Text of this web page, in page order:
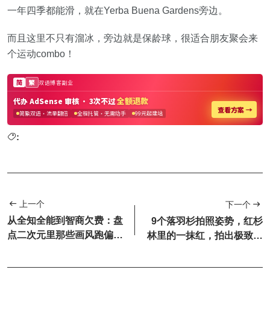
一年四季都能滑，就在Yerba Buena Gardens旁边。
而且这里不只有溜冰，旁边就是保龄球，很适合朋友聚会来
个运动combo！
:
上一个
从全知全能到智商欠费：盘
点二次元里那些画风跑偏的
下一个
9个落羽杉拍照姿势，红杉
林里的一抹红，拍出极致的